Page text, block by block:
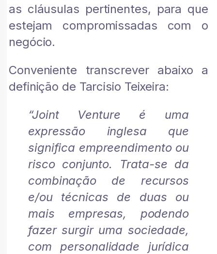
as cláusulas pertinentes, para que
estejam compromissadas com o
negócio.
Conveniente transcrever abaixo a
definição de Tarcisio Teixeira:
“Joint Venture é uma
expressão inglesa que
significa empreendimento ou
risco conjunto. Trata-se da
combinação de recursos
e/ou técnicas de duas ou
mais empresas, podendo
fazer surgir uma sociedade,
com personalidade jurídica